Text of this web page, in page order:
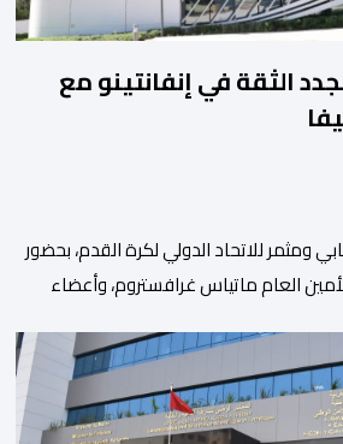
الثقة في إنفانتينو مع
ومثمر للاتحاد الدولي لكرة القدم، بحضور
العام ماتياس غرافستروم، وأعضاء
تجديد الثقة المتبادلة بين القيادة التنفيذية
دعمهم الكامل للرئيس إنفانتينو باعتباره
من قِبل 211 اتحادا […]